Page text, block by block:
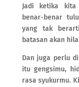
Jadi ketika kita
benar-benar
yang tak
batasan akan
Dan juga perlu
itu gengsimu,
rasa syukurmu.